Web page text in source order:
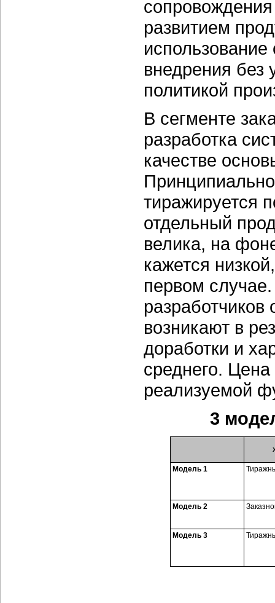
сопровождения
развитием
внедрения без
политикой
В сегменте
разработка
качестве
тиражируется
отдельный
велика, на
кажется
первом
возникают в
доработки и
среднего.
реализуемой
3
Модель 1
Модель 2
Модель 3